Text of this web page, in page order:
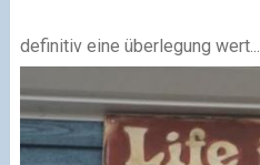
definitiv eine überlegung wert...